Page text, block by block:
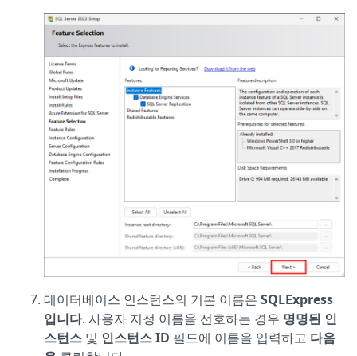
데이터베이스 인스턴스의 기본 이름은 SQLExpress
입니다. 사용자 지정 이름을 선호하는 경우 명명된 인
스턴스 및 인스턴스 ID 필드에 이름을 입력하고 다음